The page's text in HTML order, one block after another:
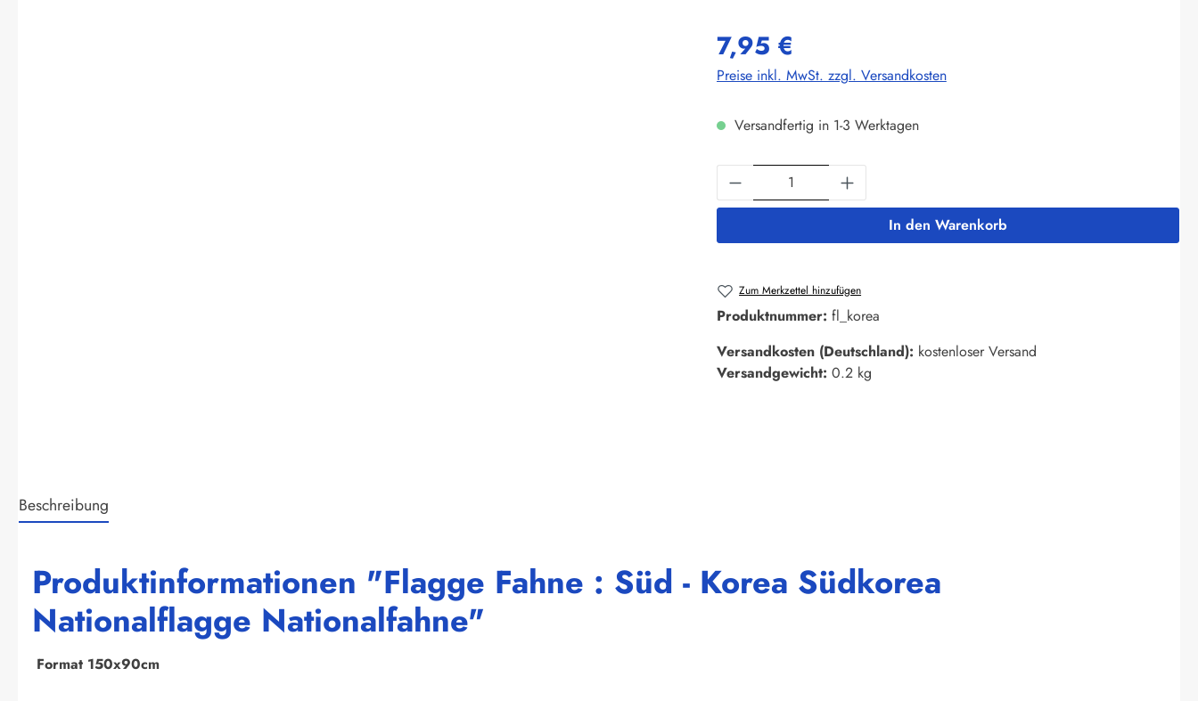
7,95 €
Preise inkl. MwSt. zzgl. Versandkosten
Versandfertig in 1-3 Werktagen
Produkt Anzahl: Gib den gewünschten Wert ein
In den Warenkorb
Zum Merkzettel hinzufügen
Produktnummer: fl_korea
Versandkosten (Deutschland): kostenloser Versand
Versandgewicht: 0.2 kg
Beschreibung
Produktinformationen "Flagge Fahne : Süd - Korea Südkorea
Nationalflagge Nationalfahne"
Format 150x90cm